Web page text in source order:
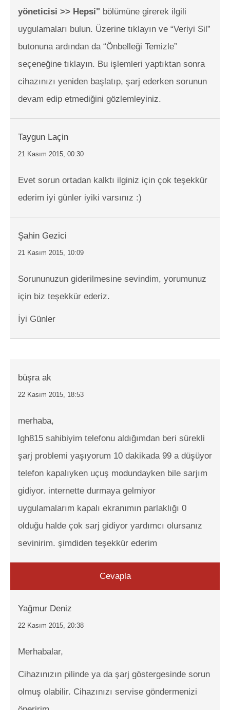
yöneticisi >> Hepsi" bölümüne girerek ilgili
uygulamaları bulun. Üzerine tıklayın ve “Veriyi Sil”
butonuna ardından da “Önbelleği Temizle”
seçeneğine tıklayın. Bu işlemleri yaptıktan sonra
cihazınızı yeniden başlatıp, şarj ederken sorunun
devam edip etmediğini gözlemleyiniz.
Taygun Laçin
21 Kasım 2015, 00:30
Evet sorun ortadan kalktı ilginiz için çok teşekkür
ederim iyi günler iyiki varsınız :)
Şahin Gezici
21 Kasım 2015, 10:09
Sorununuzun giderilmesine sevindim, yorumunuz
için biz teşekkür ederiz.
İyi Günler
büşra ak
22 Kasım 2015, 18:53
merhaba,
lgh815 sahibiyim telefonu aldığımdan beri sürekli
şarj problemi yaşıyorum 10 dakikada 99 a düşüyor
telefon kapalıyken uçuş modundayken bile sarjım
gidiyor. internette durmaya gelmiyor
uygulamalarım kapalı ekranımın parlaklığı 0
olduğu halde çok sarj gidiyor yardımcı olursanız
sevinirim. şimdiden teşekkür ederim
Cevapla
Yağmur Deniz
22 Kasım 2015, 20:38
Merhabalar,
Cihazınızın pilinde ya da şarj göstergesinde sorun
olmuş olabilir. Cihazınızı servise göndermenizi